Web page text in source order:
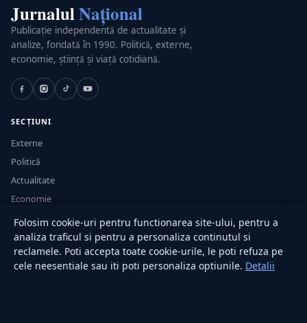
JurnalulNațional
Publicație independentă de actualitate și
analize, fondată în 1990. Politică, externe,
economie, știință și viață cotidiană.
SECȚIUNI
Externe
Politică
Actualitate
Economie
Sănătate
Utile
RUBRICI
Folosim cookie-uri pentru functionarea site-ului, pentru a
analiza traficul si pentru a personaliza continutul si
reclamele. Poti accepta toate cookie-urile, le poti refuza pe
cele neesentiale sau iti poti personaliza optiunile. Detalii